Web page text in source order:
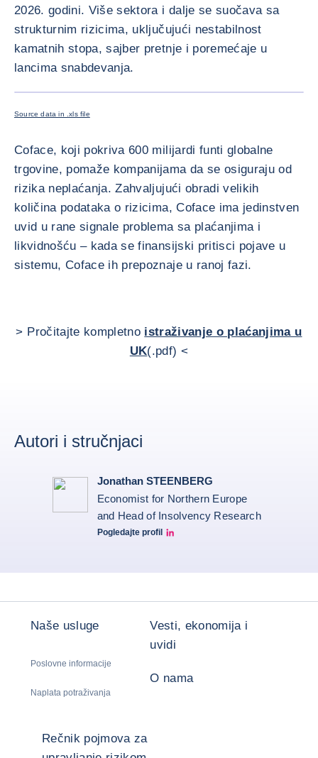
2026. godini. Više sektora i dalje se suočava sa
strukturnim rizicima, uključujući nestabilnost
kamatnih stopa, sajber pretnje i poremećaje u
lancima snabdevanja.
Source data in .xls file
Coface, koji pokriva 600 milijardi funti globalne
trgovine, pomaže kompanijama da se osiguraju od
rizika neplaćanja. Zahvaljujući obradi velikih
količina podataka o rizicima, Coface ima jedinstven
uvid u rane signale problema sa plaćanjima i
likvidnošću – kada se finansijski pritisci pojave u
sistemu, Coface ih prepoznaje u ranoj fazi.
> Pročitajte kompletno istraživanje o plaćanjima u
UK(.pdf) <
Autori i stručnjaci
Jonathan STEENBERG
Economist for Northern Europe
and Head of Insolvency Research
Pogledajte profil
Jonathan Steenberg linkedin
Naše usluge
Poslovne informacije
Naplata potraživanja
Vesti, ekonomija i
uvidi
O nama
Rečnik pojmova za